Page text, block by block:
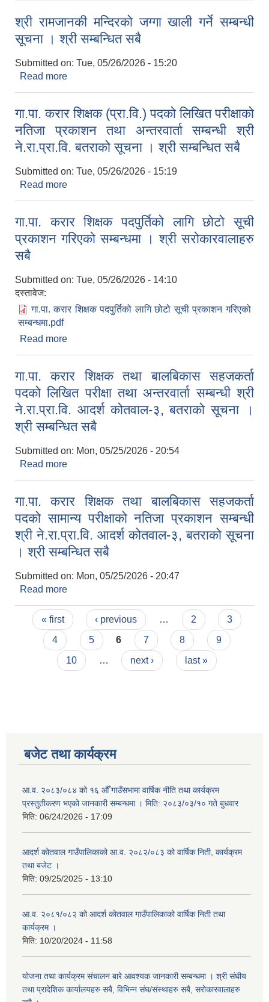
स्थानीय जनसमुदायहरु, आदर्श कोतवाल गा.पा.
श्री रामजानकी मन्दिरको जग्गा खाली गर्ने सम्बन्धी
सूचना । श्री सम्बन्धित सबै
Submitted on: Tue, 05/26/2026 - 15:20
Read more
गा.पा. करार शिक्षक (प्रा.वि.) पदको लिखित परीक्षाको
नतिजा प्रकाशन तथा अन्तरवार्ता सम्बन्धी श्री
ने.रा.प्रा.वि. बतराको सूचना । श्री सम्बन्धित सबै
Submitted on: Tue, 05/26/2026 - 15:19
Read more
गा.पा. करार शिक्षक पदपुर्तिको लागि छोटो सूची
प्रकाशन गरिएको सम्बन्धमा । श्री सरोकारवालाहरु
सबै
Submitted on: Tue, 05/26/2026 - 14:10
दस्तावेज:
गा.पा. करार शिक्षक पदपुर्तिको लागि छोटो सूची प्रकाशन गरिएको
सम्बन्धमा.pdf
Read more
गा.पा. करार शिक्षक तथा बालबिकास सहजकर्ता
पदको लिखित परीक्षा तथा अन्तरवार्ता सम्बन्धी श्री
ने.रा.प्रा.वि. आदर्श कोतवाल-३, बतराको सूचना ।
श्री सम्बन्धित सबै
Submitted on: Mon, 05/25/2026 - 20:54
Read more
सम्बन्धित सबै
गा.पा. करार शिक्षक तथा बालबिकास सहजकर्ता
पदको सामान्य परीक्षाको नतिजा प्रकाशन सम्बन्धी
श्री ने.रा.प्रा.वि. आदर्श कोतवाल-३, बतराको सूचना
। श्री सम्बन्धित सबै
Submitted on: Mon, 05/25/2026 - 20:47
Read more
ने.रा.प्रा.वि. आदर्श कोतवाल-३, बतराको सूचना । श्री
सम्बन्धित सबै
Pages
« first ‹ previous … 2
3
4
5 6 7 8
9
10
… next › last »
बजेट तथा कार्यक्रम
आ.व. २०८३/०८४ को १६ औँ गाउँसभामा वार्षिक नीति तथा कार्यक्रम
प्रस्तुतीकरण भएको जानकारी सम्बन्धमा । मिति: २०८३/०३/१० गते बुधवार
मिति: 06/24/2026 - 17:09
आदर्श कोतवाल गाउँपालिकाको आ.व. २०८२/०८३ को वार्षिक निती, कार्यक्रम
तथा बजेट ।
मिति: 09/25/2025 - 13:10
आ.व. २०८१/०८२ को आदर्श कोतवाल गाउँपालिकाको वार्षिक निती तथा
कार्यक्रम ।
मिति: 10/20/2024 - 11:58
योजना तथा कार्यक्रम संचालन बारे आवश्यक जानकारी सम्बन्धमा । श्री संघीय
तथा प्रादेशिक कार्यालयहरु सबै, विभिन्‍न संघ/संस्थाहरु सबै, सरोकारवालाहरु